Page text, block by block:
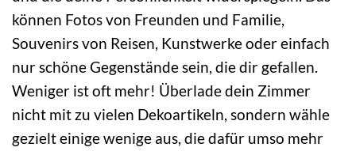
können Fotos von Freunden und Familie,
Souvenirs von Reisen, Kunstwerke oder einfach
nur schöne Gegenstände sein, die dir gefallen.
Weniger ist oft mehr! Überlade dein Zimmer
nicht mit zu vielen Dekoartikeln, sondern wähle
gezielt einige wenige aus, die dafür umso mehr